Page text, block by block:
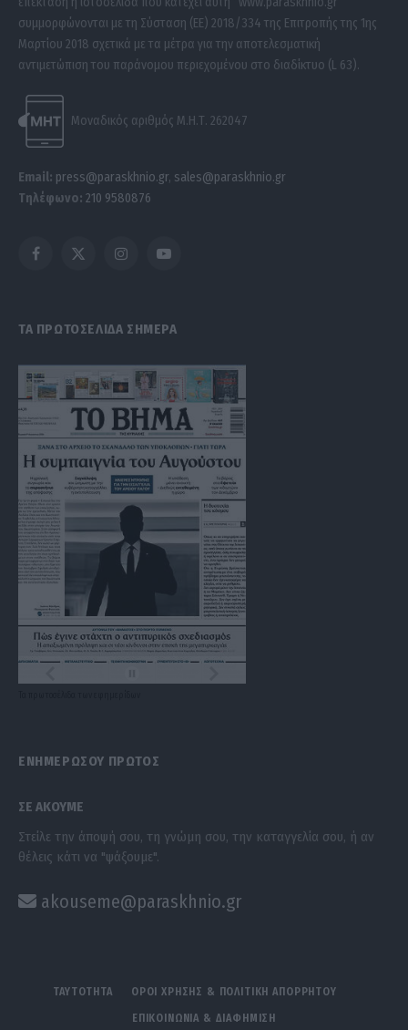
συμμορφώνονται με τη Σύσταση (ΕΕ) 2018/334 της Επιτροπής της 1ης
Μαρτίου 2018 σχετικά με τα μέτρα για την αποτελεσματική
αντιμετώπιση του παράνομου περιεχομένου στο διαδίκτυο (L 63).
Μοναδικός αριθμός Μ.Η.Τ. 262047
Email: press@paraskhnio.gr, sales@paraskhnio.gr
Τηλέφωνο: 210 9580876
Facebook
X
InstagramYouTube
ΤΑ ΠΡΩΤΟΣΕΛΙΔΑ ΣΗΜΕΡΑ
ΕΝΗΜΕΡΩΣΟΥ ΠΡΩΤΟΣ
ΣΕ ΑΚΟΥΜΕ
Στείλε την άποψή σου, τη γνώμη σου, την καταγγελία σου, ή αν
θέλεις κάτι να "ψάξουμε".
akouseme@paraskhnio.gr
ΤΑΥΤΟΤΗΤΑ ΟΡΟΙ ΧΡΗΣΗΣ & ΠΟΛΙΤΙΚΗ ΑΠΟΡΡΗΤΟΥ
ΕΠΙΚΟΙΝΩΝΙΑ & ΔΙΑΦΗΜΙΣΗ